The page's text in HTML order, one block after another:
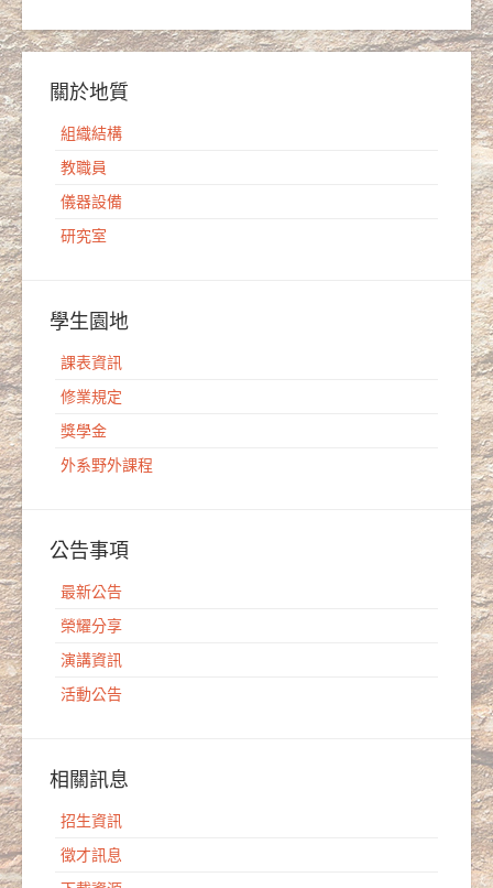
關於地質
組織結構
教職員
儀器設備
研究室
學生園地
課表資訊
修業規定
獎學金
外系野外課程
公告事項
最新公告
榮耀分享
演講資訊
活動公告
相關訊息
招生資訊
徵才訊息